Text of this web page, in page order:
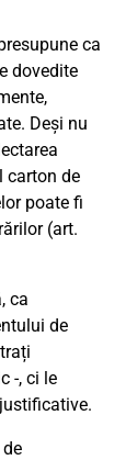
ca
dovedite
Deși nu
carton de
poate fi
(art.
ca
de
-, ci le